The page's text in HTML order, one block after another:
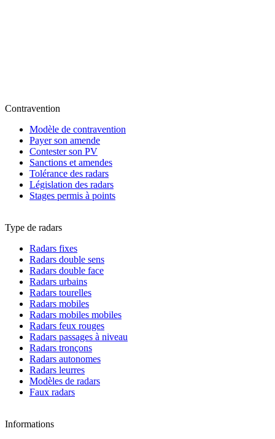
Contravention
Modèle de contravention
Payer son amende
Contester son PV
Sanctions et amendes
Tolérance des radars
Législation des radars
Stages permis à points
Type de radars
Radars fixes
Radars double sens
Radars double face
Radars urbains
Radars tourelles
Radars mobiles
Radars mobiles mobiles
Radars feux rouges
Radars passages à niveau
Radars tronçons
Radars autonomes
Radars leurres
Modèles de radars
Faux radars
Informations